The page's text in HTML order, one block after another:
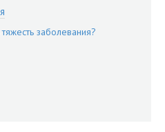
заболевания?